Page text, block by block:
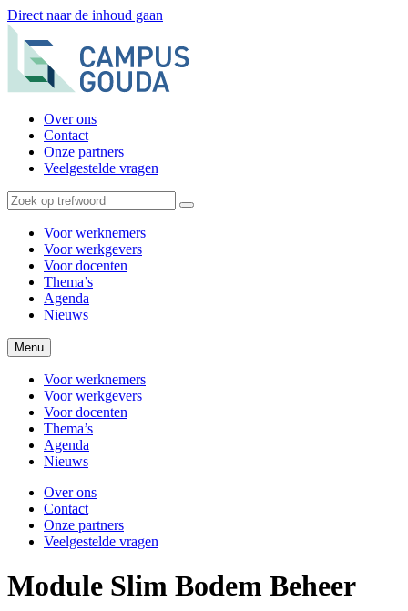
Direct naar de inhoud gaan
Over ons
Contact
Onze partners
Veelgestelde vragen
Voor werknemers
Voor werkgevers
Voor docenten
Thema’s
Agenda
Nieuws
Menu
Voor werknemers
Voor werkgevers
Voor docenten
Thema’s
Agenda
Nieuws
Over ons
Contact
Onze partners
Veelgestelde vragen
Module Slim Bodem Beheer